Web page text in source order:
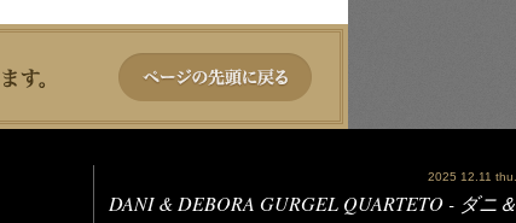
2025 12.11 thu.
DANI & DEBORA GURGEL QUARTETO - ダニ＆